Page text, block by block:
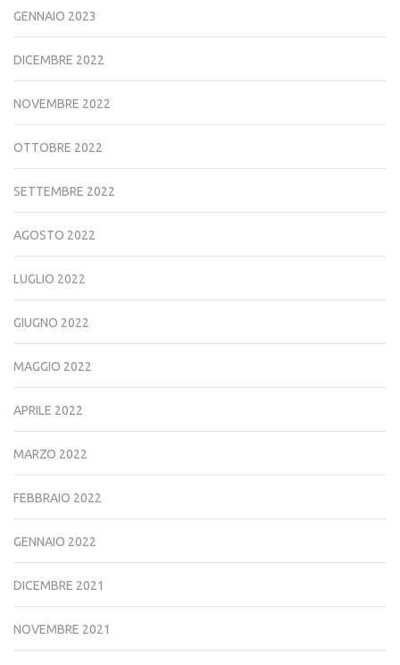
GENNAIO 2023
DICEMBRE 2022
NOVEMBRE 2022
OTTOBRE 2022
SETTEMBRE 2022
AGOSTO 2022
LUGLIO 2022
GIUGNO 2022
MAGGIO 2022
APRILE 2022
MARZO 2022
FEBBRAIO 2022
GENNAIO 2022
DICEMBRE 2021
NOVEMBRE 2021